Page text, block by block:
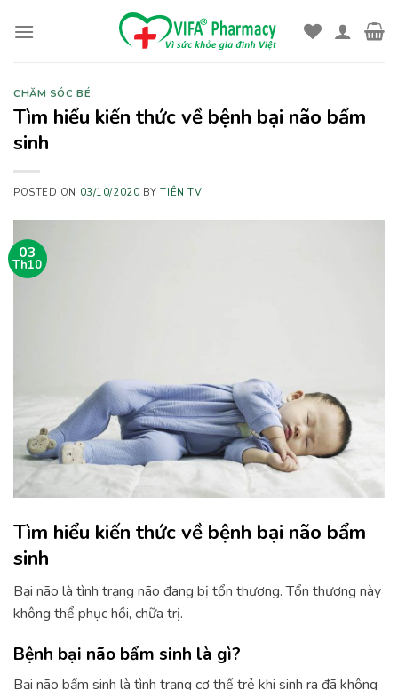
CHĂM SÓC BÉ
Tìm hiểu kiến thức về bệnh bại não bẩm
sinh
POSTED ON 03/10/2020 BYTIÊN TV
03
Th10
Tìm hiểu kiến thức về bệnh bại não bẩm
sinh
Bại não là tình trạng não đang bị tổn thương. Tổn thương này
không thể phục hồi, chữa trị.
Bệnh bại não bẩm sinh là gì?
Bại não bẩm sinh là tình trạng cơ thể trẻ khi sinh ra đã không